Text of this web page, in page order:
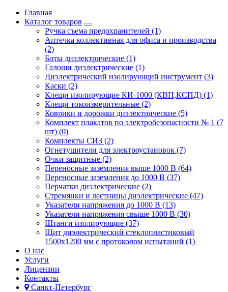
Главная
Каталог товаров
Ручка съема предохранителей (1)
Аптечка коллективная для офиса и производства
(2)
Боты диэлектрические (1)
Галоши диэлектрические (1)
Диэлектрический изолирующий инструмент (3)
Каски (2)
Клещи изолирующие КИ-1000 (КВП,КСПД) (1)
Клещи токоизмерительные (2)
Коврики и дорожки диэлектрические (5)
Комплект плакатов по электробезопасности № 1 (7
шт) (0)
Комплекты СИЗ (2)
Огнетушители для электроустановок (7)
Очки защитные (2)
Переносные заземления выше 1000 В (64)
Переносные заземления до 1000 В (37)
Перчатки диэлектрические (2)
Стремянки и лестницы диэлектрические (47)
Указатели напряжения до 1000 В (13)
Указатели напряжения свыше 1000 В (30)
Штанги изолирующие (37)
Щит диэлектрический стеклопластиковый
1500х1200 мм с протоколом испытаний (1)
О нас
Услуги
Лицензии
Контакты
Санкт-Петербург